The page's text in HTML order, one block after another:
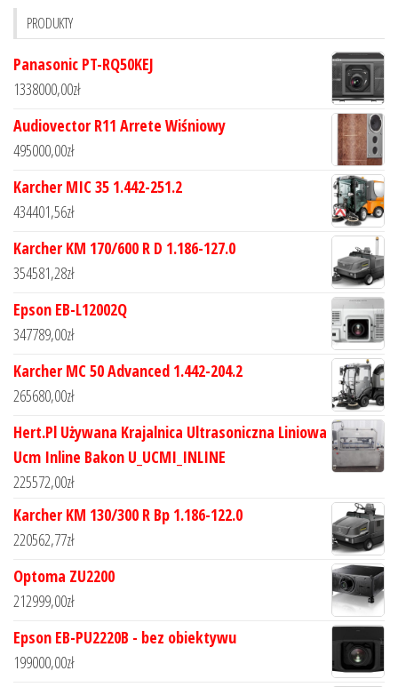
PRODUKTY
Panasonic PT-RQ50KEJ
1338000,00zł
Audiovector R11 Arrete Wiśniowy
495000,00zł
Karcher MIC 35 1.442-251.2
434401,56zł
Karcher KM 170/600 R D 1.186-127.0
354581,28zł
Epson EB-L12002Q
347789,00zł
Karcher MC 50 Advanced 1.442-204.2
265680,00zł
Hert.Pl Używana Krajalnica Ultrasoniczna Liniowa
Ucm Inline Bakon U_UCMI_INLINE
225572,00zł
Karcher KM 130/300 R Bp 1.186-122.0
220562,77zł
Optoma ZU2200
212999,00zł
Epson EB-PU2220B - bez obiektywu
199000,00zł